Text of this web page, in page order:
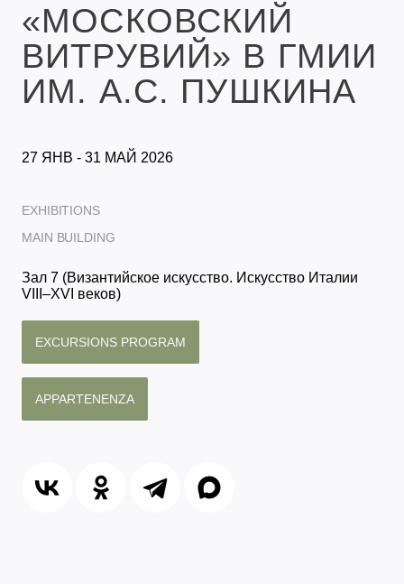
«МОСКОВСКИЙ
ВИТРУВИЙ» В ГМИИ
ИМ. А.С. ПУШКИНА
27 ЯНВ - 31 МАЙ 2026
EXHIBITIONS
MAIN BUILDING
Зал 7 (Византийское искусство. Искусство Италии
VIII–XVI веков)
EXCURSIONS PROGRAM
APPARTENENZA